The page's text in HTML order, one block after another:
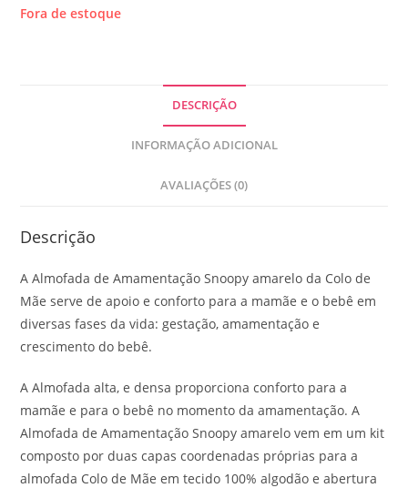
Fora de estoque
DESCRIÇÃO
INFORMAÇÃO ADICIONAL
AVALIAÇÕES (0)
Descrição
A Almofada de Amamentação Snoopy amarelo da Colo de
Mãe serve de apoio e conforto para a mamãe e o bebê em
diversas fases da vida: gestação, amamentação e
crescimento do bebê.
A Almofada alta, e densa proporciona conforto para a
mamãe e para o bebê no momento da amamentação. A
Almofada de Amamentação Snoopy amarelo vem em um kit
composto por duas capas coordenadas próprias para a
almofada Colo de Mãe em tecido 100% algodão e abertura